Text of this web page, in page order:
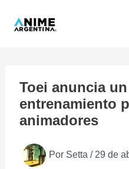
Toei anuncia
entrenamiento
animadores
Por Setta / 29 de